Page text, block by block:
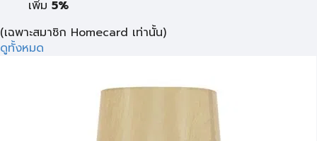
เพิ่ม 5%
(เฉพาะสมาชิก Homecard เท่านั้น)
ดูทั้งหมด